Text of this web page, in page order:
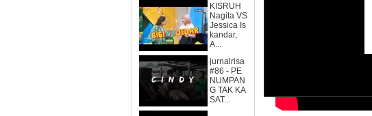
KISRUH
Nagita VS
Jessica Is
kandar,
A...
jurnalrisa
#86 - PE
NUMPAN
G TAK KA
SAT...